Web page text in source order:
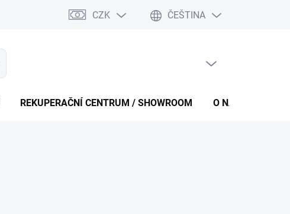
CZK ČEŠTINA
REKUPERAČNÍ CENTRUM / SHOWROOM O NÁS